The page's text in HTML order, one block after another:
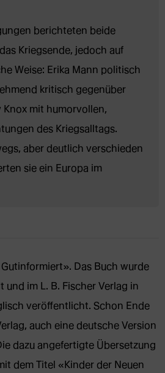
berichteten beide
Kriegsende, jedoch auf
Weise: Erika Mann politisch
kritisch gegenüber
Knox mit humorvollen,
des Kriegsalltags.
aber deutlich verschieden
sie ein Europa im
Das Buch wurde
und im L. B. Fischer Verlag in
veröffentlicht. Schon Ende
auch eine deutsche Version
dazu angefertigte Übersetzung
dem Titel «Kinder der Neuen